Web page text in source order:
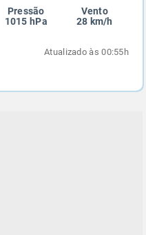
Pressão
1015 hPa
Vento
28 km/h
Atualizado às 00:55h